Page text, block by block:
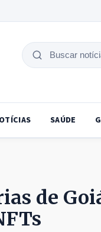
Buscar
SAÚDE
de